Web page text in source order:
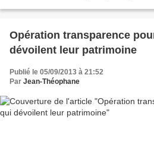
Opération transparence
dévoilent leur patrimoine
Publié le 05/09/2013 à 21:52
Par Jean-Théophane